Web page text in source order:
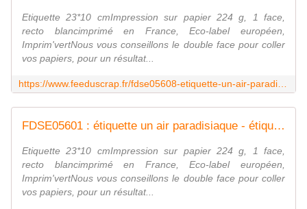
Etiquette 23*10 cmImpression sur papier 224 g, 1 face,
recto blancimprimé en France, Eco-label européen,
Imprim'vertNous vous conseillons le double face pour coller
vos papiers, pour un résultat...
FDSE05601 : étiquette un air paradisiaque - étiquettes-rectangles Fée du Scrap
Etiquette 23*10 cmImpression sur papier 224 g, 1 face,
recto blancimprimé en France, Eco-label européen,
Imprim'vertNous vous conseillons le double face pour coller
vos papiers, pour un résultat...